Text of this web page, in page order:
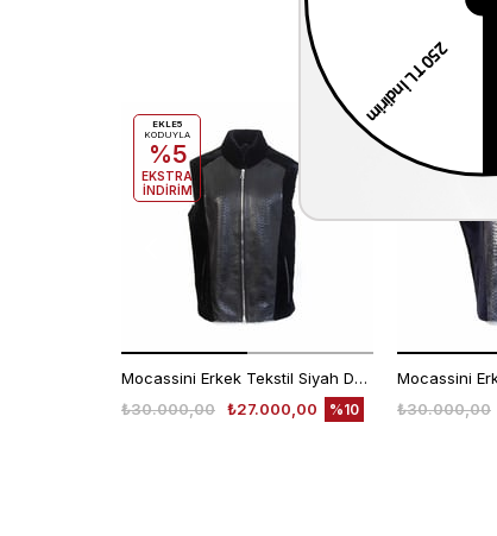
Mocassini Erkek Tekstil Siyah Deri Mont
₺27.000,00
₺30.000,00 %10
EKLE5
KODUYLA
%5
EKSTRA
İNDİRİM
Mocassini
₺30.000,00
%5
EKSTRA